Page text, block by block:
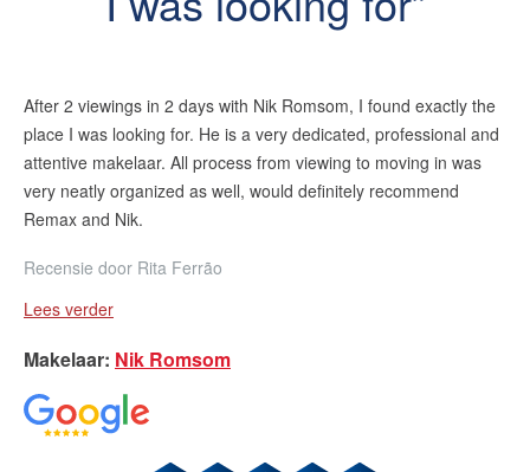
After 2 viewings in 2 days with Nik Romsom, I found exactly the
place I was looking for. He is a very dedicated, professional and
attentive makelaar. All process from viewing to moving in was
very neatly organized as well, would definitely recommend
Remax and Nik.
Recensie door Rita Ferrão
Lees verder
Makelaar: Nik Romsom